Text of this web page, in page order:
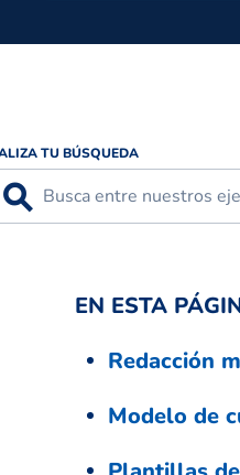
TU BÚSQUEDA
⚲
EN ESTA
Redacción
Modelo de